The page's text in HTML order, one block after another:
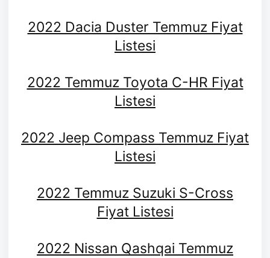
2022 Dacia Duster Temmuz Fiyat
Listesi
2022 Temmuz Toyota C-HR Fiyat
Listesi
2022 Jeep Compass Temmuz Fiyat
Listesi
2022 Temmuz Suzuki S-Cross
Fiyat Listesi
2022 Nissan Qashqai Temmuz